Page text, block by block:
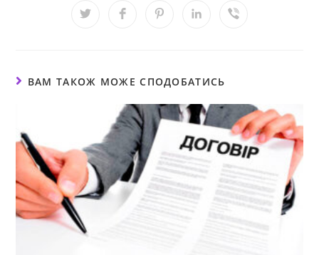
ВАМ ТАКОЖ МОЖЕ СПОДОБАТИСЬ